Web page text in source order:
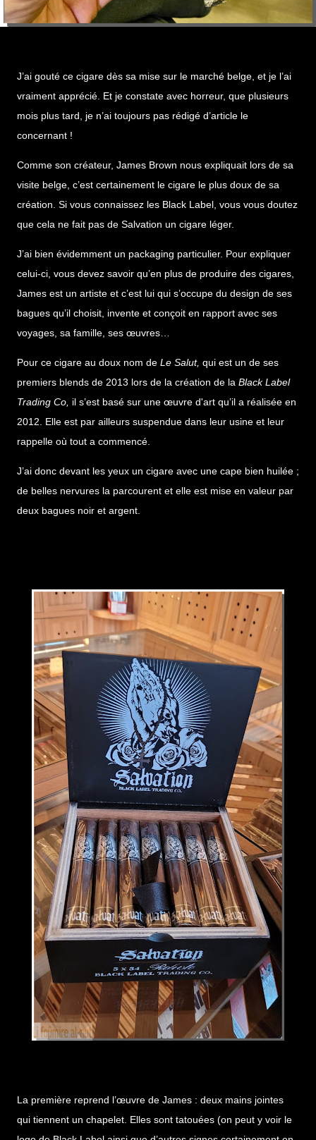
J’ai gouté ce cigare dès sa mise sur le marché belge, et je l’ai
vraiment apprécié. Et je constate avec horreur, que plusieurs
mois plus tard, je n’ai toujours pas rédigé d’article le
concernant !
Comme son créateur, James Brown nous expliquait lors de sa
visite belge, c’est certainement le cigare le plus doux de sa
création. Si vous connaissez les Black Label, vous vous doutez
que cela ne fait pas de Salvation un cigare léger.
J’ai bien évidemment un packaging particulier. Pour expliquer
celui-ci, vous devez savoir qu’en plus de produire des cigares,
James est un artiste et c’est lui qui s’occupe du design de ses
bagues qu’il choisit, invente et conçoit en rapport avec ses
voyages, sa famille, ses œuvres…
Pour ce cigare au doux nom de Le Salut, qui est un de ses
premiers blends de 2013 lors de la création de la Black Label
Trading Co, il s’est basé sur une œuvre d'art qu’il a réalisée en
2012. Elle est par ailleurs suspendue dans leur usine et leur
rappelle où tout a commencé.
J’ai donc devant les yeux un cigare avec une cape bien huilée ;
de belles nervures la parcourent et elle est mise en valeur par
deux bagues noir et argent.
La première reprend l’œuvre de James : deux mains jointes
qui tiennent un chapelet. Elles sont tatouées (on peut y voir le